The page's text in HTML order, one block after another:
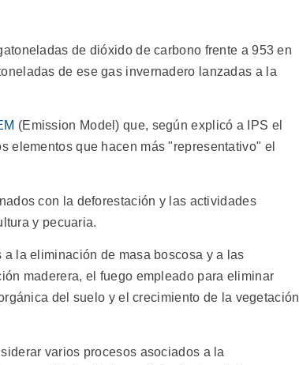
de dióxido de carbono frente a 953 en
de ese gas invernadero lanzadas a la
(Emission Model) que, según explicó a IPS el
elementos que hacen más "representativo" el
con la deforestación y las actividades
y pecuaria.
la eliminación de masa boscosa y a las
maderera, el fuego empleado para eliminar
del suelo y el crecimiento de la vegetación
varios procesos asociados a la